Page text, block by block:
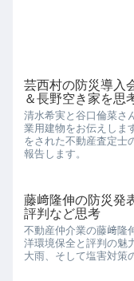
芸西村の防災導入
＆長野空き家を思
清水希実と谷口倫菜さ
業用建物をお伝えしま
をされた不動産査定士
報告します。
藤﨑隆伸の防災発
評判など思考
不動産仲介業の藤﨑隆
洋環境保全と評判の魅
大雨、そして塩害対策